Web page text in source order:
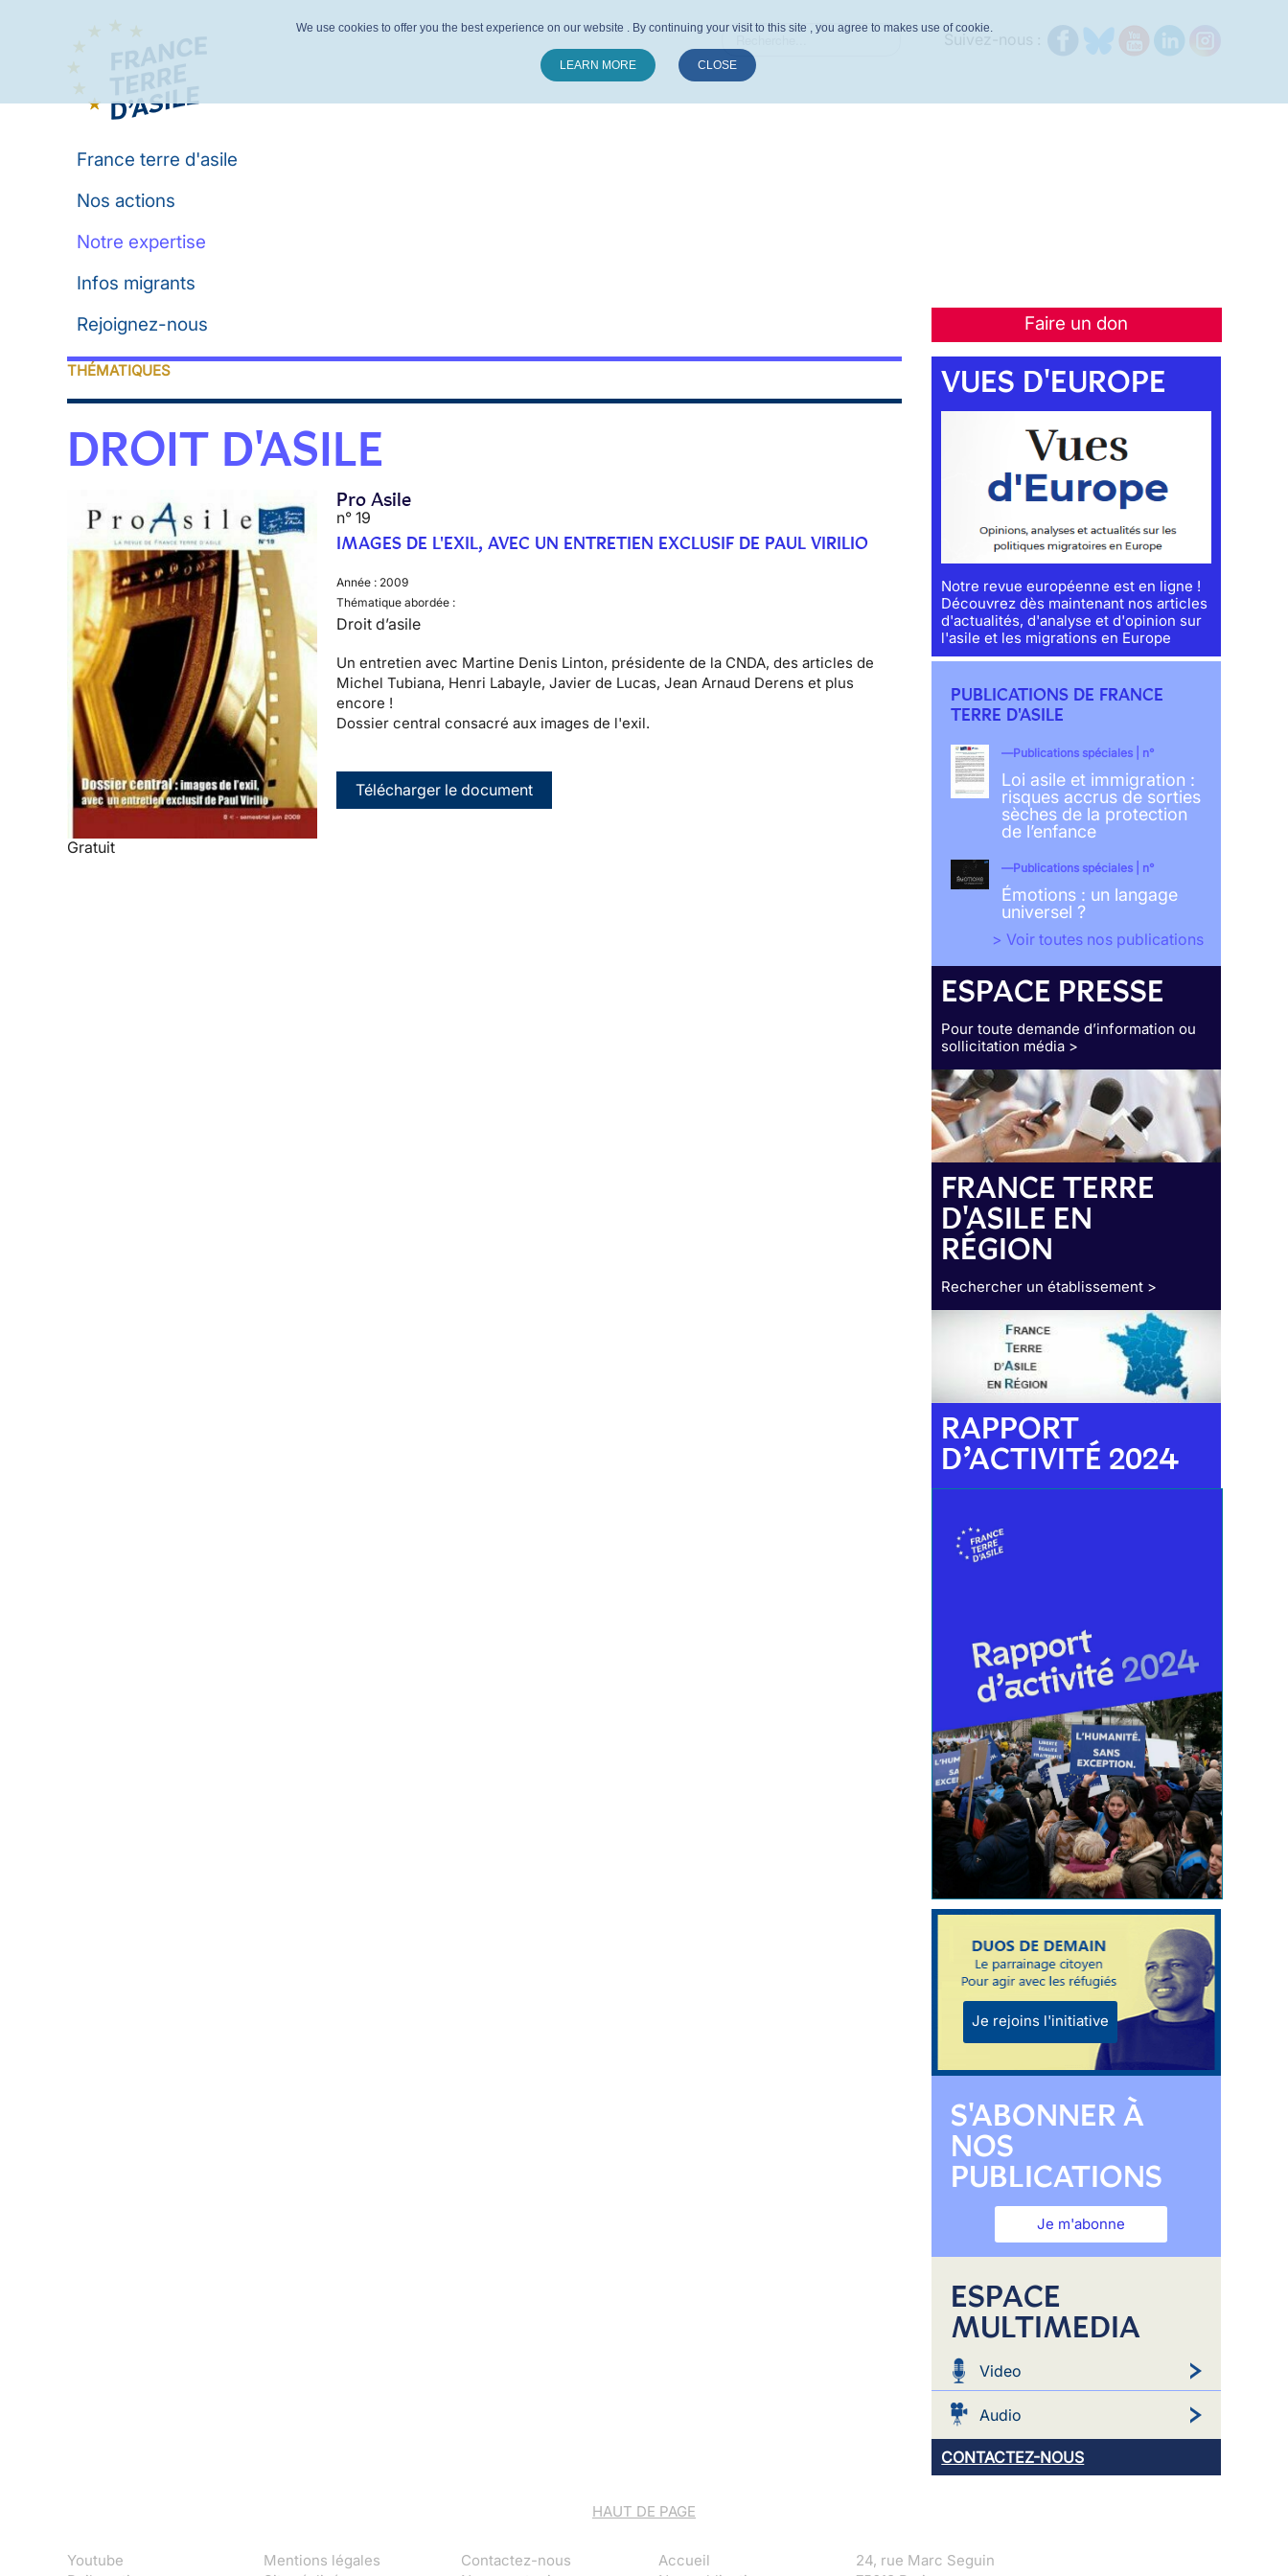
France terre d'asile
Nos actions
Notre expertise
Infos migrants
Faire un don
Rejoignez-nous
THÉMATIQUES
DROIT D'ASILE
Gratuit
Pro Asile
n° 19
IMAGES DE L'EXIL, AVEC UN ENTRETIEN EXCLUSIF DE PAUL VIRILIO
Année : 2009
Thématique abordée :
Droit d’asile
Un entretien avec Martine Denis Linton, présidente de la CNDA, des articles de
Michel Tubiana, Henri Labayle, Javier de Lucas, Jean Arnaud Derens et plus
encore !
Dossier central consacré aux images de l'exil.
Télécharger le document
VUES D'EUROPE
Notre revue européenne est en ligne !
Découvrez dès maintenant nos articles
d'actualités, d'analyse et d'opinion sur
l'asile et les migrations en Europe
PUBLICATIONS DE FRANCE
TERRE D'ASILE
Publications spéciales | n°
Loi asile et immigration :
risques accrus de sorties
sèches de la protection
de l’enfance
Publications spéciales | n°
Émotions : un langage
universel ?
> Voir toutes nos publications
ESPACE PRESSE
Pour toute demande d’information ou
sollicitation média >
FRANCE TERRE
D'ASILE EN
RÉGION
Rechercher un établissement >
RAPPORT
D’ACTIVITÉ 2024
Je rejoins l'initiative
S'ABONNER À
NOS
PUBLICATIONS
Je m'abonne
ESPACE
MULTIMEDIA
Video
Audio
CONTACTEZ-NOUS
HAUT DE PAGE
Youtube
Mentions légales
Contactez-nous
Accueil
24, rue Marc Seguin
We use cookies to offer you the best experience on our website . By continuing your visit to this site , you agree to makes use of cookie.
LEARN MORE CLOSE